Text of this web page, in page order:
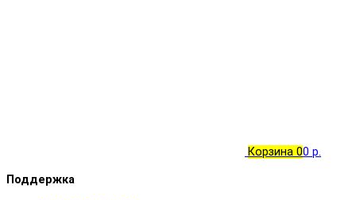
Корзина 00 р.
Поддержка